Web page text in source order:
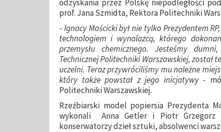
odzyskania przez Polskę niepodległości
prof. Jana Szmidta, Rektora Politechniki
- Ignacy Mościcki był nie tylko Prezydentem
technologiem i wynalazcą, którego
przemysłu chemicznego. Jesteśmy
Technicznej Politechniki Warszawskiej,
uczelni. Teraz przywróciliśmy mu należne
który także powstał z jego inicjatywy-
Politechniki Warszawskiej.
Rzeźbiarski model popiersia Prezydenta
wykonali Anna Getler i Piotr Grzegorz
konserwatorzy dzieł sztuki, absolwenci